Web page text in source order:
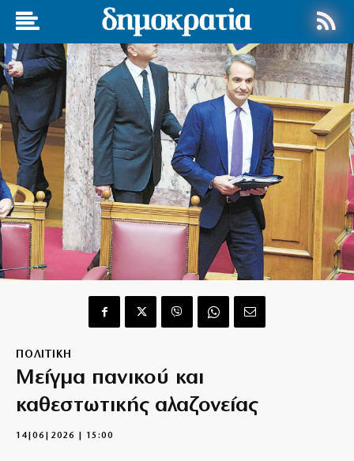
ΠΟΛΙΤΙΚΗ
Μείγμα πανικού και
καθεστωτικής αλαζονείας
14|06|2026 | 15:00